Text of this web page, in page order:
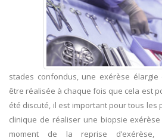
stades confondus, une exérèse
être réalisée à chaque fois que cela est
été discuté, il est important pour tous
clinique de réaliser une biopsie
moment de la reprise